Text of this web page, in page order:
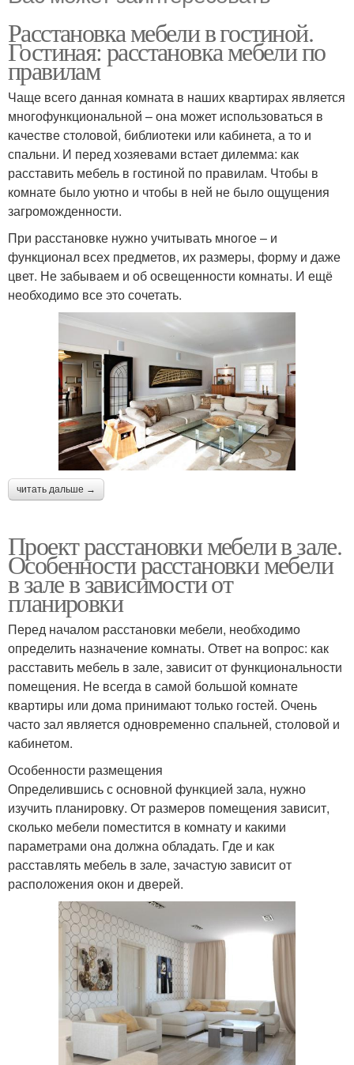
Расстановка мебели в гостиной.
Гостиная: расстановка мебели по
правилам
Чаще всего данная комната в наших квартирах является
многофункциональной – она может использоваться в
качестве столовой, библиотеки или кабинета, а то и
спальни. И перед хозяевами встает дилемма: как
расставить мебель в гостиной по правилам. Чтобы в
комнате было уютно и чтобы в ней не было ощущения
загроможденности.
При расстановке нужно учитывать многое – и
функционал всех предметов, их размеры, форму и даже
цвет. Не забываем и об освещенности комнаты. И ещё
необходимо все это сочетать.
читать дальше →
Проект расстановки мебели в зале.
Особенности расстановки мебели
в зале в зависимости от
планировки
Перед началом расстановки мебели, необходимо
определить назначение комнаты. Ответ на вопрос: как
расставить мебель в зале, зависит от функциональности
помещения. Не всегда в самой большой комнате
квартиры или дома принимают только гостей. Очень
часто зал является одновременно спальней, столовой и
кабинетом.
Особенности размещения
Определившись с основной функцией зала, нужно
изучить планировку. От размеров помещения зависит,
сколько мебели поместится в комнату и какими
параметрами она должна обладать. Где и как
расставлять мебель в зале, зачастую зависит от
расположения окон и дверей.